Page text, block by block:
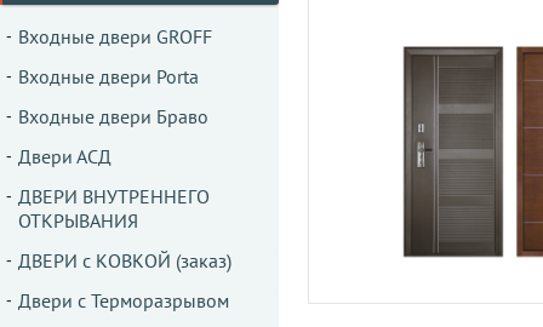
Входные двери GROFF
Входные двери Porta
Входные двери Браво
Двери АСД
ДВЕРИ ВНУТРЕННЕГО
ОТКРЫВАНИЯ
ДВЕРИ с КОВКОЙ (заказ)
Двери с Терморазрывом